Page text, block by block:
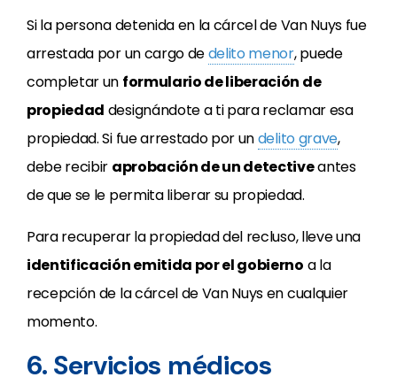
Si la persona detenida en la cárcel de Van Nuys fue
arrestada por un cargo dedelito menor, puede
completar un formulario de liberación de
propiedad designándote a ti para reclamar esa
propiedad. Si fue arrestado por undelito grave,
debe recibir aprobación de un detectiveantes
de que se le permita liberar su propiedad.
Para recuperar la propiedad del recluso, lleve una
identificación emitida por el gobierno a la
recepción de la cárcel de Van Nuys en cualquier
momento.
6. Servicios médicos